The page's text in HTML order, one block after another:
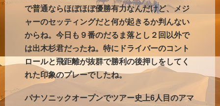
で普通ならほぼほぼ優勝有力なんだけど、メジ
ャーのセッティングだと何が起きるか判んない
からね。今日も９番のだるま落とし２回以外で
は出木杉君だったね。特にドライバーのコント
ロールと飛距離が抜群で勝利の後押しをしてく
れた印象のプレーでしたね。
パナソニックオープンでツアー史上6人目のアマ